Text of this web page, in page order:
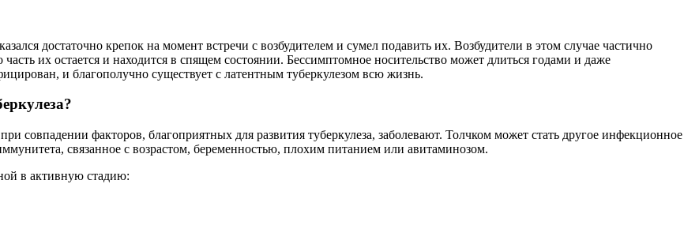
достаточно крепок на момент встречи с возбудителем и сумел подавить их. Возбудители в этом случае частично
их остается и находится в спящем состоянии. Бессимптомное носительство может длиться годами и даже
и благополучно существует с латентным туберкулезом всю жизнь.
совпадении факторов, благоприятных для развития туберкулеза, заболевают. Толчком может стать другое инфекционное
связанное с возрастом, беременностью, плохим питанием или авитаминозом.
в активную стадию: